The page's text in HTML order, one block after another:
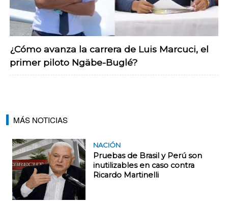
¿Cómo avanza la carrera de Luis Marcuci, el
primer piloto Ngäbe-Buglé?
MÁS NOTICIAS
NACIÓN
Pruebas de Brasil y Perú son
inutilizables en caso contra
Ricardo Martinelli